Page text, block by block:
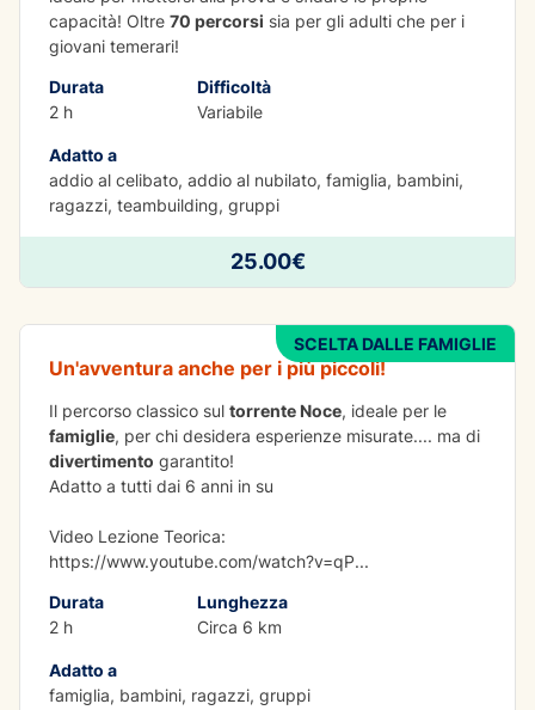
capacità! Oltre 70 percorsi sia per gli adulti che per i
giovani temerari!
Durata
2 h
Difficoltà
Variabile
Adatto a
addio al celibato, addio al nubilato, famiglia, bambini,
ragazzi, teambuilding, gruppi
25.00€
SCELTA DALLE FAMIGLIE
Rafting Family
Un'avventura anche per i più piccoli!
Il percorso classico sul torrente Noce, ideale per le
famiglie, per chi desidera esperienze misurate.... ma di
divertimento garantito!
Adatto a tutti dai 6 anni in su
Video Lezione Teorica:
https://www.youtube.com/watch?v=qP...
Durata
2 h
Lunghezza
Circa 6 km
Adatto a
famiglia, bambini, ragazzi, gruppi